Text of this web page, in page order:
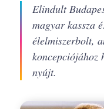
Elindult
magyar kassza
élelmiszerbolt,
koncepciójához
nyújt.